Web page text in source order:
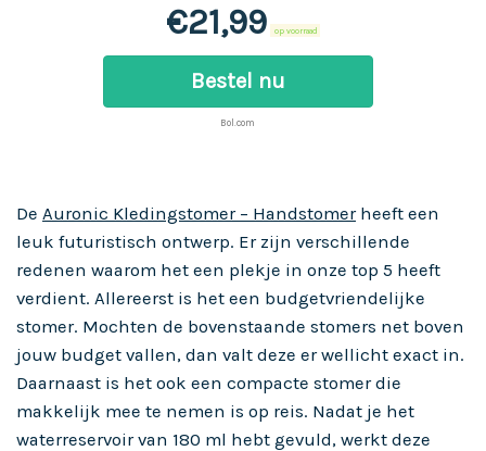
€21,99 op voorraad
Bestel nu
Bol.com
De Auronic Kledingstomer – Handstomerheeft een
leuk futuristisch ontwerp. Er zijn verschillende
redenen waarom het een plekje in onze top 5 heeft
verdient. Allereerst is het een budgetvriendelijke
stomer. Mochten de bovenstaande stomers net boven
jouw budget vallen, dan valt deze er wellicht exact in.
Daarnaast is het ook een compacte stomer die
makkelijk mee te nemen is op reis. Nadat je het
waterreservoir van 180 ml hebt gevuld, werkt deze